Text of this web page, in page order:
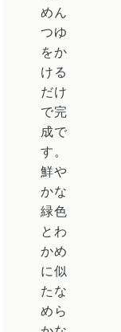
めん
つゆ
をか
ける
だけ
で完
成で
す。
鮮や
かな
緑色
とわ
かめ
に似
たな
めら